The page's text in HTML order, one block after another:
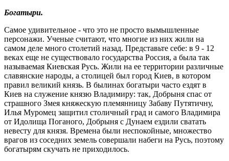
Богатыри.
Самое удивительное - что это не просто вымышленные
персонажи. Ученые считают, что многие из них жили на
самом деле много столетий назад. Представьте себе: в 9 - 12
веках еще не существовало государства Россия, а была так
называемая Киевская Русь. Жили на ее территории различные
славянские народы, а столицей был город Киев, в котором
правил великий князь. В былинах богатыри часто ездят в
Киев на служение князю Владимиру: так, Добрыня спас от
страшного Змея княжескую племянницу Забаву Путятичну,
Илья Муромец защитил столичный град и самого Владимира
от Идолища Поганого, Добрыня с Дунаем ездили сватать
невесту для князя. Времена были неспокойные, множество
врагов из соседних земель совершали набеги на Русь, поэтому
богатырям скучать не приходилось.